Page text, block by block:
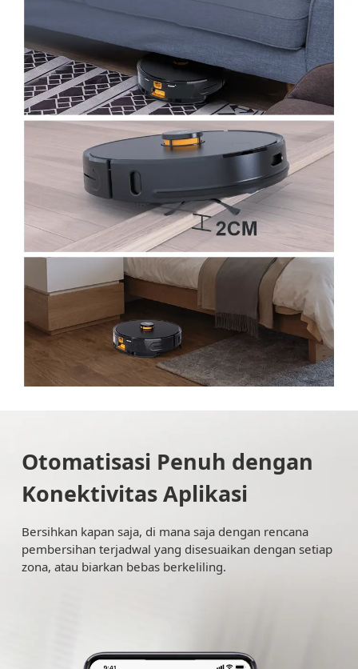
Otomatisasi Penuh dengan
Konektivitas Aplikasi
Bersihkan kapan saja, di mana saja dengan rencana
pembersihan terjadwal yang disesuaikan dengan setiap
zona, atau biarkan bebas berkeliling.